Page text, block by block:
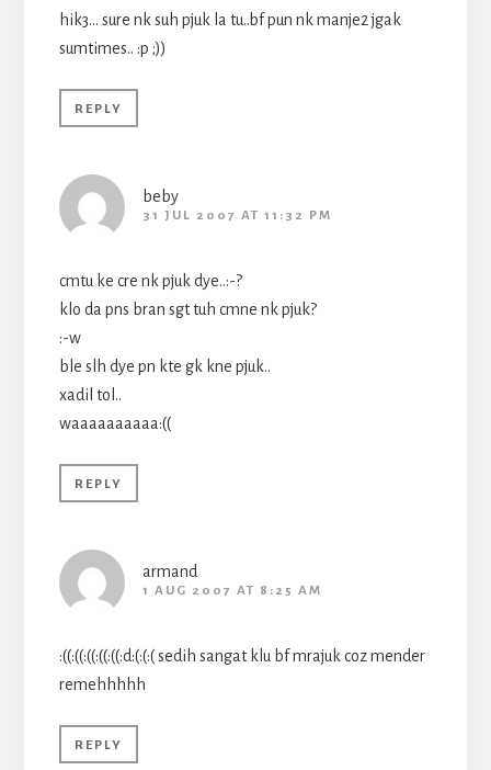
hik3… sure nk suh pjuk la tu..bf pun nk manje2 jgak
sumtimes.. :p ;))
REPLY
beby
31 JUL 2007 AT 11:32 PM
cmtu ke cre nk pjuk dye..:-?
klo da pns bran sgt tuh cmne nk pjuk?
:-w
ble slh dye pn kte gk kne pjuk..
xadil tol..
waaaaaaaaaa:((
REPLY
armand
1 AUG 2007 AT 8:25 AM
:((:((:((:((:((:d:(:(:( sedih sangat klu bf mrajuk coz mender
remehhhhh
REPLY